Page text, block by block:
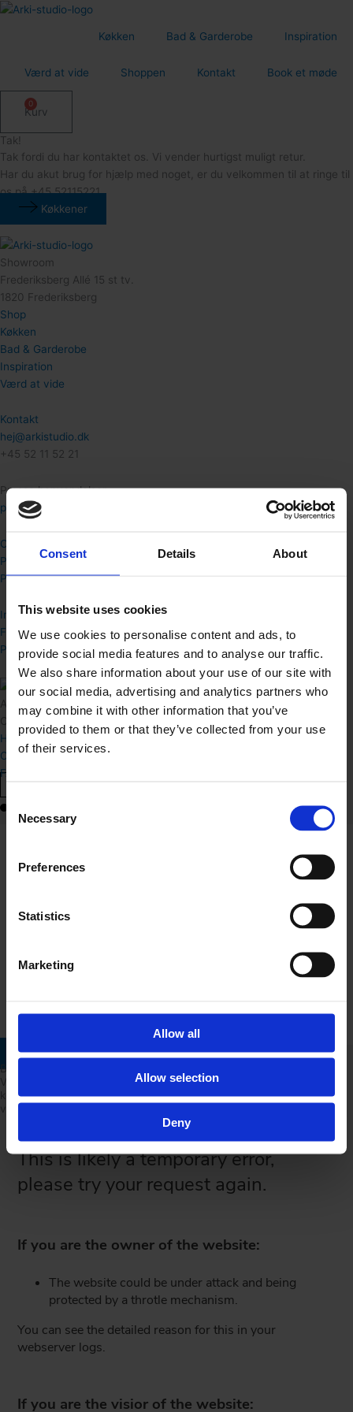
Consent Details About
This website uses cookies
We use cookies to personalise content and ads, to
provide social media features and to analyse our traffic.
We also share information about your use of our site with
our social media, advertising and analytics partners who
may combine it with other information that you’ve
provided to them or that they’ve collected from your use
of their services.
Consent
Selection
Necessary
Preferences
Statistics
Marketing
Allow all
Allow selection
Deny
Gå
Køkken Bad & Garderobe Inspiration
Værd at vide Shoppen Kontakt Book et møde
0
Kurv
Tak!
Tak fordi du har kontaktet os. Vi vender hurtigst muligt retur.
Har du akut brug for hjælp med noget, er du velkommen til at ringe til
os på +45 52115221
Køkkener
Showroom
Frederiksberg Allé 15 st tv.
1820 Frederiksberg
Shop
Køkken
Bad & Garderobe
Inspiration
Værd at vide
Kontakt
hej@arkistudio.dk
+45 52 11 52 21
Presse henvendelser
press@arkistudio.dk
Om Arki Studio
Proces
Priser
Instagram
Facebook
Pinterest
Arki Studio
CVR Nr: 41292903
Handelsbetingelser
Cookiepolitik
FAQ
Bad & Garderobe
Shoppen
Book et møde
Book et designmøde
Vurder materialer og greb nærmere sammen med en af vores
køkkenarkitekter. Her kan I også blive klogere på processen og få
vejledning om den videre planlægning af jeres drømmekøkken.